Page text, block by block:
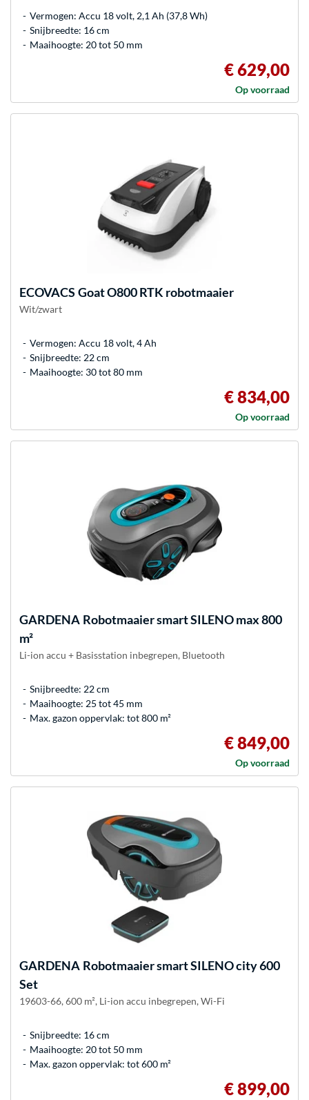
Vermogen: Accu 18 volt, 2,1 Ah (37,8 Wh)
Snijbreedte: 16 cm
Maaihoogte: 20 tot 50 mm
€ 629,00
Op voorraad
ECOVACS Goat O800 RTK robotmaaier
Wit/zwart
Vermogen: Accu 18 volt, 4 Ah
Snijbreedte: 22 cm
Maaihoogte: 30 tot 80 mm
€ 834,00
Op voorraad
GARDENA Robotmaaier smart SILENO max 800
m²
Li-ion accu + Basisstation inbegrepen, Bluetooth
Snijbreedte: 22 cm
Maaihoogte: 25 tot 45 mm
Max. gazon oppervlak: tot 800 m²
€ 849,00
Op voorraad
GARDENA Robotmaaier smart SILENO city 600
Set
19603-66, 600 m², Li-ion accu inbegrepen, Wi-Fi
Snijbreedte: 16 cm
Maaihoogte: 20 tot 50 mm
Max. gazon oppervlak: tot 600 m²
€ 899,00